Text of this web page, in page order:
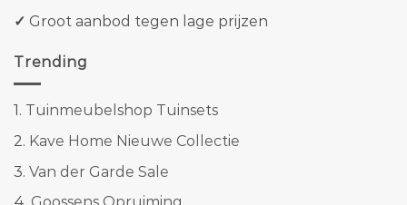
✓ Groot aanbod tegen lage prijzen
Trending
1. Tuinmeubelshop Tuinsets
2. Kave Home Nieuwe Collectie
3. Van der Garde Sale